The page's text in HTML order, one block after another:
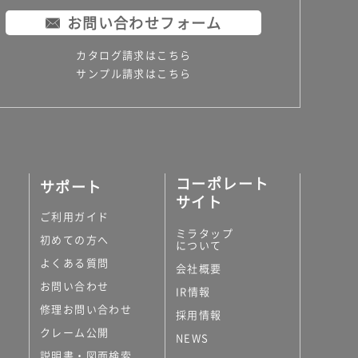
お問い合わせフォーム
カタログ請求はこちら
サンプル請求はこちら
サポート
ご利用ガイド
初めての方へ
よくある質問
お問い合わせ
修理お問い合わせ
クレーム公開
説明書・図面検索
コーポレート
サイト
ミラタップ
について
会社概要
IR情報
採用情報
NEWS